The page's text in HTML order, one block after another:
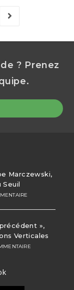
? Prenez
Marczewski,
Seuil
»,
Verticales